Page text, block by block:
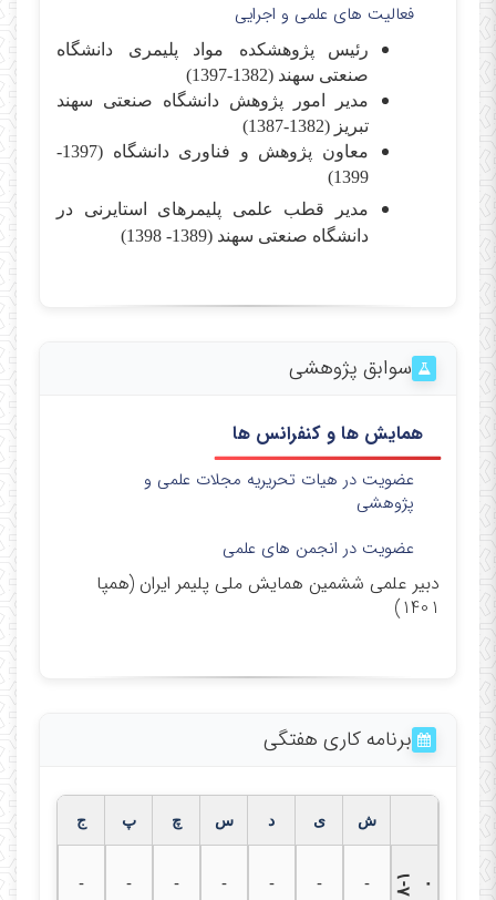
فعالیت های علمی و اجرایی
رئیس
پژوهشکده مواد پلیمری دانشگاه
صنعتی سهند (1382-1397)
مدیر امور پژوهش دانشگاه صنعتی سهند
تبریز (1382-1387)
معاون پژوهش و فناوری دانشگاه (1397-
1399)
مدیر قطب علمی پلیمرهای استایرنی در
دانشگاه صنعتی سهند (1389- 1398)
سوابق پژوهشی
همایش ها و کنفرانس ها
عضویت در هیات تحریریه مجلات علمی و
پژوهشی
عضویت در انجمن های علمی
دبیر علمی ششمین همایش ملی پلیمر ایران (همپا
1401)
برنامه کاری هفتگی
ش ی د س چ پ ج
۸ - ۱ ۰ -
-
-
-
-
-
-